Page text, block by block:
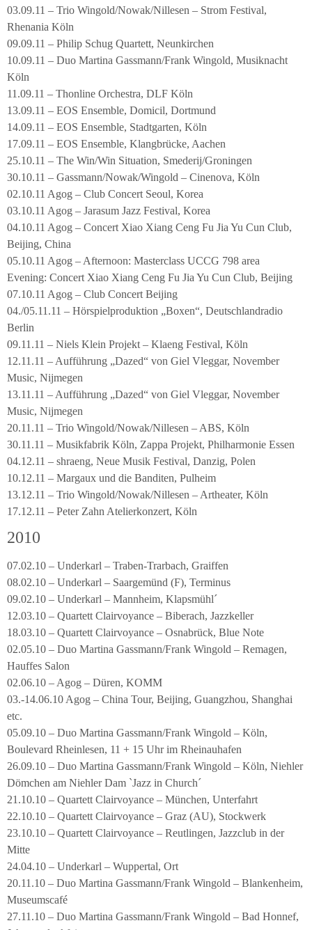
03.09.11 – Trio Wingold/Nowak/Nillesen – Strom Festival,
Rhenania Köln
09.09.11 – Philip Schug Quartett, Neunkirchen
10.09.11 – Duo Martina Gassmann/Frank Wingold, Musiknacht
Köln
11.09.11 – Thonline Orchestra, DLF Köln
13.09.11 – EOS Ensemble, Domicil, Dortmund
14.09.11 – EOS Ensemble, Stadtgarten, Köln
17.09.11 – EOS Ensemble, Klangbrücke, Aachen
25.10.11 – The Win/Win Situation, Smederij/Groningen
30.10.11 – Gassmann/Nowak/Wingold – Cinenova, Köln
02.10.11 Agog – Club Concert Seoul, Korea
03.10.11 Agog – Jarasum Jazz Festival, Korea
04.10.11 Agog – Concert Xiao Xiang Ceng Fu Jia Yu Cun Club,
Beijing, China
05.10.11 Agog – Afternoon: Masterclass UCCG 798 area
Evening: Concert Xiao Xiang Ceng Fu Jia Yu Cun Club, Beijing
07.10.11 Agog – Club Concert Beijing
04./05.11.11 – Hörspielproduktion „Boxen“, Deutschlandradio
Berlin
09.11.11 – Niels Klein Projekt – Klaeng Festival, Köln
12.11.11 – Aufführung „Dazed“ von Giel Vleggar, November
Music, Nijmegen
13.11.11 – Aufführung „Dazed“ von Giel Vleggar, November
Music, Nijmegen
20.11.11 – Trio Wingold/Nowak/Nillesen – ABS, Köln
30.11.11 – Musikfabrik Köln, Zappa Projekt, Philharmonie Essen
04.12.11 – shraeng, Neue Musik Festival, Danzig, Polen
10.12.11 – Margaux und die Banditen, Pulheim
13.12.11 – Trio Wingold/Nowak/Nillesen – Artheater, Köln
17.12.11 – Peter Zahn Atelierkonzert, Köln
2010
07.02.10 – Underkarl – Traben-Trarbach, Graiffen
08.02.10 – Underkarl – Saargemünd (F), Terminus
09.02.10 – Underkarl – Mannheim, Klapsmühl´
12.03.10 – Quartett Clairvoyance – Biberach, Jazzkeller
18.03.10 – Quartett Clairvoyance – Osnabrück, Blue Note
02.05.10 – Duo Martina Gassmann/Frank Wingold – Remagen,
Hauffes Salon
02.06.10 – Agog – Düren, KOMM
03.-14.06.10 Agog – China Tour, Beijing, Guangzhou, Shanghai
etc.
05.09.10 – Duo Martina Gassmann/Frank Wingold – Köln,
Boulevard Rheinlesen, 11 + 15 Uhr im Rheinauhafen
26.09.10 – Duo Martina Gassmann/Frank Wingold – Köln, Niehler
Dömchen am Niehler Dam `Jazz in Church´
21.10.10 – Quartett Clairvoyance – München, Unterfahrt
22.10.10 – Quartett Clairvoyance – Graz (AU), Stockwerk
23.10.10 – Quartett Clairvoyance – Reutlingen, Jazzclub in der
Mitte
24.04.10 – Underkarl – Wuppertal, Ort
20.11.10 – Duo Martina Gassmann/Frank Wingold – Blankenheim,
Museumscafé
27.11.10 – Duo Martina Gassmann/Frank Wingold – Bad Honnef,